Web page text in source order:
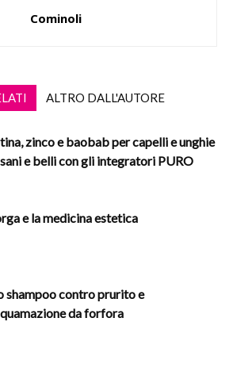
Cominoli
ALTRO DALL'AUTORE
zinco e baobab per capelli e unghie
e belli con gli integratori PURO
e la medicina estetica
shampoo contro prurito e
da forfora